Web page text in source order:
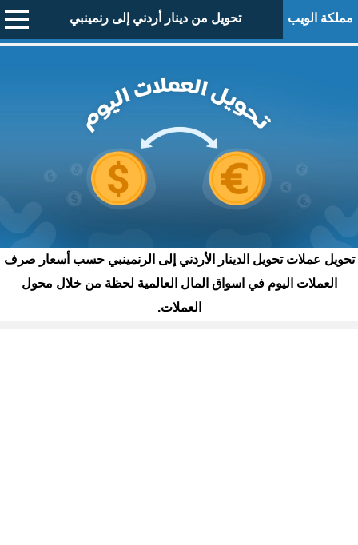
مملكة الويب تحويل من دينار أردني إلى رنمينبي
تحويل عملات تحويل الدينار الأردني إلى الرنمينبي حسب أسعار صرف
العملات اليوم في اسواق المال العالمية لحظة من خلال محول
العملات.